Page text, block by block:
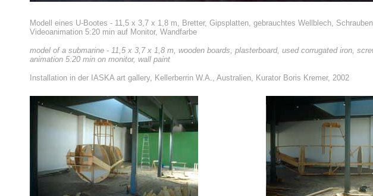
Modell eines U-Bootes - 11,5 x 3,7 x 1,8 m, Bretter, Gipsplatten, gebrauchtes Wellblech,
Videoanimation 5:20 min auf Monitor, Wandfarbe
model of a submarine - 11,5 x 3,7 x 1,8 m, wooden boards, plasterboard, used corrugated iron,
animation 5:20 min on monitor, wall paint
Installation in der IASKA art gallery, Kellerberrin W.A., Australien, Kurator Boris Kremer, 2002